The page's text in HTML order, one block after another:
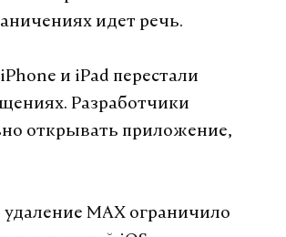
идет речь.
и iPad перестали
Разработчики
открывать приложение,
MAX ограничило